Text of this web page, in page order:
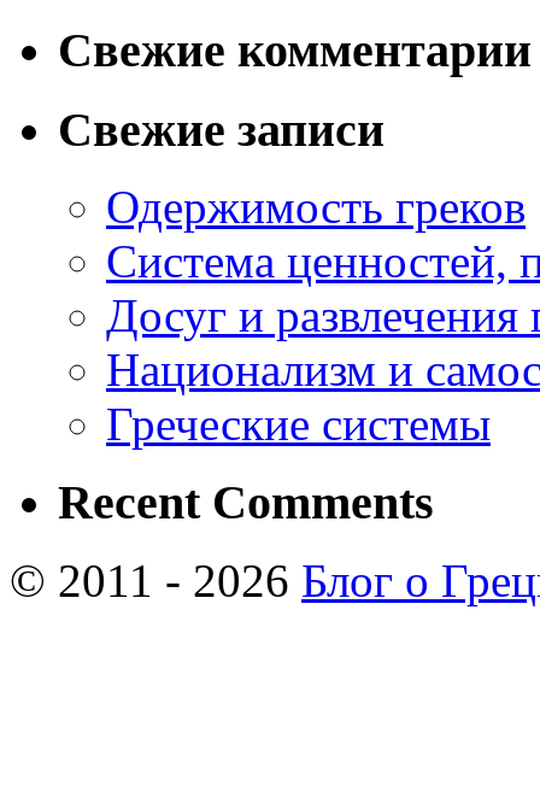
Свежие комментарии
Свежие записи
Одержимость греков
Система ценностей,
Досуг и развлечения
Национализм и
Греческие системы
Recent Comments
© 2011 - 2026 Блог о